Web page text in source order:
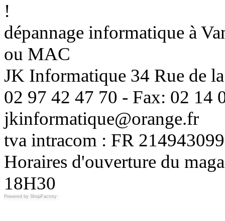
!
dépannage informatique à
ou MAC
JK Informatique 34 Rue de
02 97 42 47 70 - Fax: 02 14
jkinformatique@orange.fr
tva intracom : FR
Horaires d'ouverture du
18H30
Powered by ShopFactory